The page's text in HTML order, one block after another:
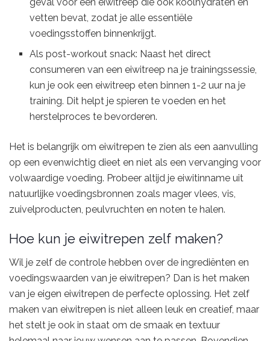
vetten bevat, zodat je alle essentiële
voedingsstoffen binnenkrijgt.
Als post-workout snack: Naast het direct
consumeren van een eiwitreep na je trainingssessie,
kun je ook een eiwitreep eten binnen 1-2 uur na je
training. Dit helpt je spieren te voeden en het
herstelproces te bevorderen.
Het is belangrijk om eiwitrepen te zien als een aanvulling
op een evenwichtig dieet en niet als een vervanging voor
volwaardige voeding. Probeer altijd je eiwitinname uit
natuurlijke voedingsbronnen zoals mager vlees, vis,
zuivelproducten, peulvruchten en noten te halen.
Hoe kun je eiwitrepen zelf maken?
Wil je zelf de controle hebben over de ingrediënten en
voedingswaarden van je eiwitrepen? Dan is het maken
van je eigen eiwitrepen de perfecte oplossing. Het zelf
maken van eiwitrepen is niet alleen leuk en creatief, maar
het stelt je ook in staat om de smaak en textuur